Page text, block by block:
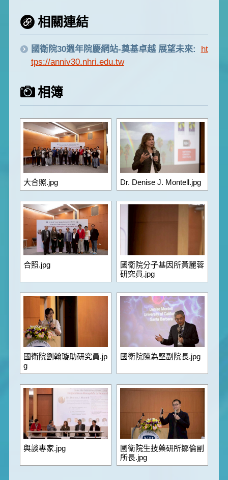
相關連結
國衛院30週年院慶網站-奠基卓越 展望未來:
ht
tps://anniv30.nhri.edu.tw
相簿
大合照.jpg Dr. Denise J. Montell.jpg
合照.jpg
國衛院分子基因所黃麗蓉
研究員.jpg
國衛院劉翰璇助研究員.jp
g
國衛院陳為堅副院長.jpg
與談專家.jpg
國衛院生技藥研所鄒倫副
所長.jpg